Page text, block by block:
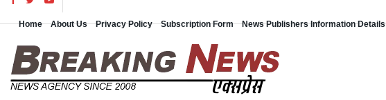
Home About Us Privacy Policy Subscription Form News Publishers Information Details